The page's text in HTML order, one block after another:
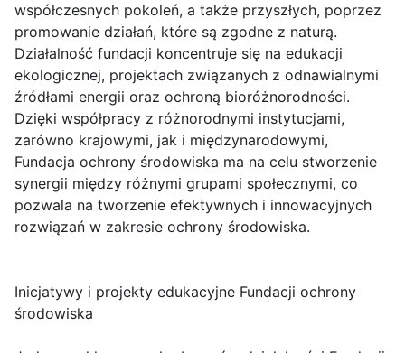
współczesnych pokoleń, a także przyszłych, poprzez
promowanie działań, które są zgodne z naturą.
Działalność fundacji koncentruje się na edukacji
ekologicznej, projektach związanych z odnawialnymi
źródłami energii oraz ochroną bioróżnorodności.
Dzięki współpracy z różnorodnymi instytucjami,
zarówno krajowymi, jak i międzynarodowymi,
Fundacja ochrony środowiska ma na celu stworzenie
synergii między różnymi grupami społecznymi, co
pozwala na tworzenie efektywnych i innowacyjnych
rozwiązań w zakresie ochrony środowiska.
Inicjatywy i projekty edukacyjne Fundacji ochrony
środowiska